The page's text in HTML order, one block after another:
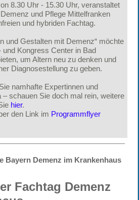
8.30 Uhr - 15.30 Uhr, veranstaltet
und Pflege Mittelfranken
und hybriden Fachtag.
und Gestalten mit Demenz“ möchte
Kongress Center in Bad
um Altern neu zu denken und
Diagnosestellung zu geben.
namhafte Expertinnen und
schauen Sie doch mal rein, weitere
hier.
den Link im Programmflyer
Bayern Demenz im Krankenhaus
Fachtag Demenz